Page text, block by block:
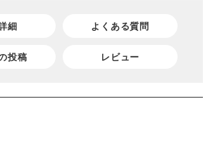
細 よくある質問
投稿 レビュー